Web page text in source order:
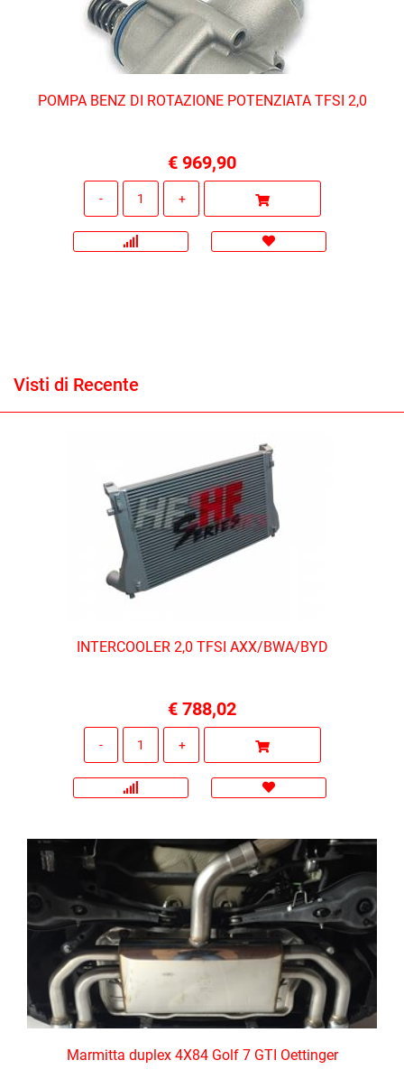
POMPA BENZ DI ROTAZIONE POTENZIATA TFSI 2,0
€ 969,90
Visti di Recente
INTERCOOLER 2,0 TFSI AXX/BWA/BYD
€ 788,02
Marmitta duplex 4X84 Golf 7 GTI Oettinger